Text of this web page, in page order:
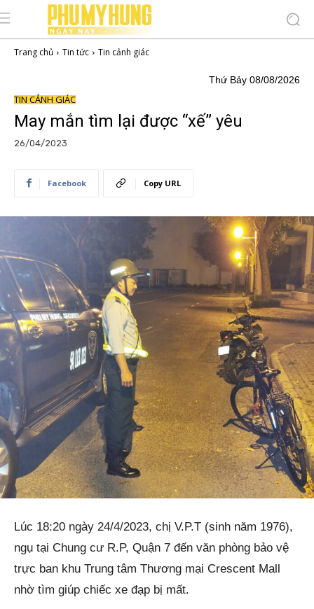
Trang chủ Tin tức Tin cảnh giác
Thứ Bảy 08/08/2026
TIN CẢNH GIÁC
May mắn tìm lại được “xế” yêu
26/04/2023
Facebook Copy URL
Lúc 18:20 ngày 24/4/2023, chị V.P.T (sinh năm 1976),
ngụ tại Chung cư R.P, Quận 7 đến văn phòng bảo vệ
trực ban khu Trung tâm Thương mại Crescent Mall
nhờ tìm giúp chiếc xe đạp bị mất.